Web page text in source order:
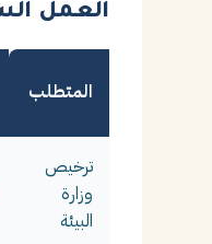
العمل
المتطلب
ترخيص
وزارة
البيئة